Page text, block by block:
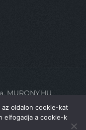
MURONY.HU
oldalon cookie-kat
elfogadja a cookie-k